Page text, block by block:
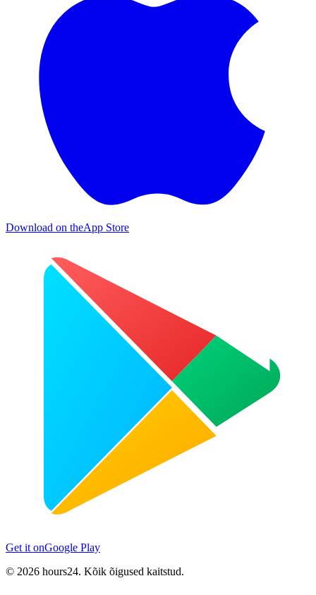
Download on theApp Store
Get it onGoogle Play
© 2026 hours24. Kõik õigused kaitstud.